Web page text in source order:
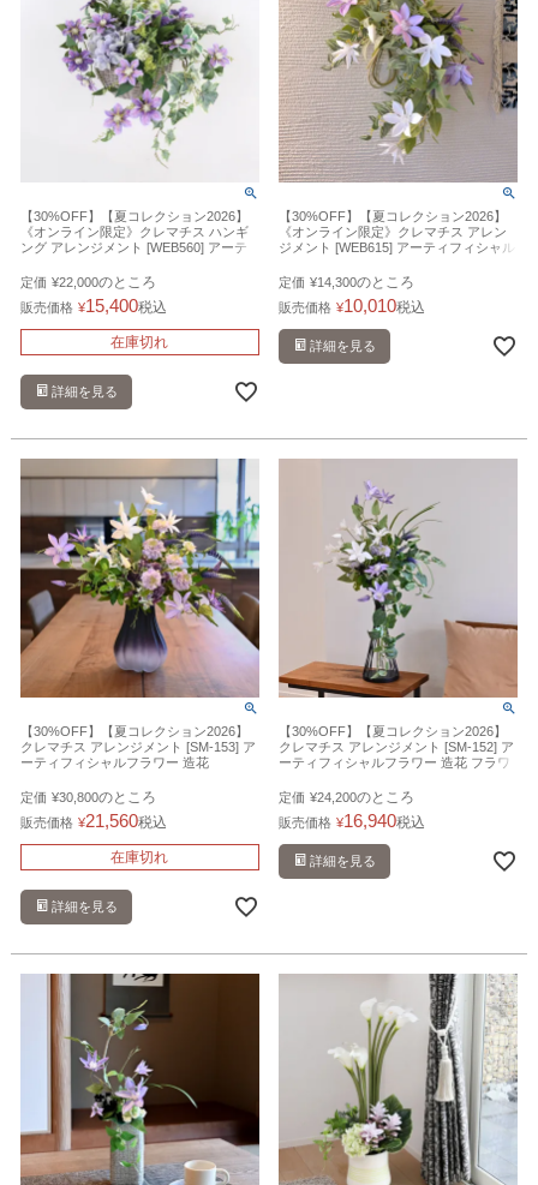
【30%OFF】【夏コレクション2026】
《オンライン限定》クレマチス ハンギ
ング アレンジメント [WEB560] アーテ
定価 ¥22,000のところ
販売価格 ¥15,400税込
在庫切れ
詳細を見る
【30%OFF】【夏コレクション2026】
《オンライン限定》クレマチス アレン
ジメント [WEB615] アーティフィシャル
定価 ¥14,300のところ
販売価格 ¥10,010税込
詳細を見る
【30%OFF】【夏コレクション2026】
クレマチス アレンジメント [SM-153] ア
ーティフィシャルフラワー 造花
定価 ¥30,800のところ
販売価格 ¥21,560税込
在庫切れ
詳細を見る
【30%OFF】【夏コレクション2026】
クレマチス アレンジメント [SM-152] ア
ーティフィシャルフラワー 造花 フラワ
定価 ¥24,200のところ
販売価格 ¥16,940税込
詳細を見る